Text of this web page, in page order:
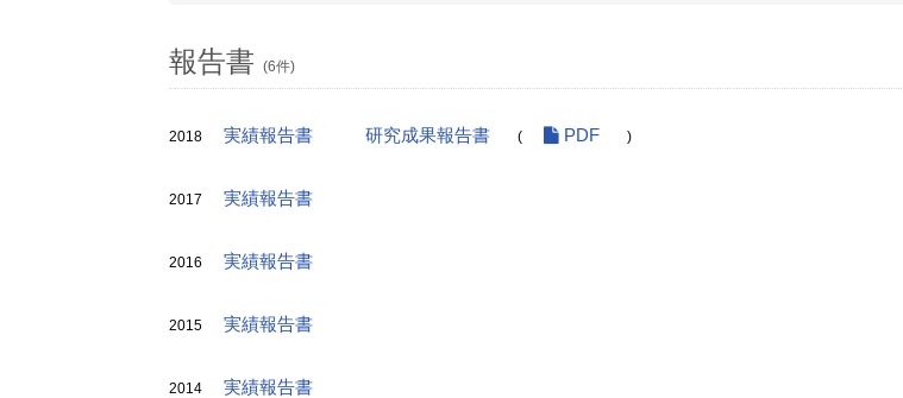
報告書 (6件)
2018 実績報告書 研究成果報告書 ( PDF )
2017 実績報告書
2016 実績報告書
2015 実績報告書
2014 実績報告書